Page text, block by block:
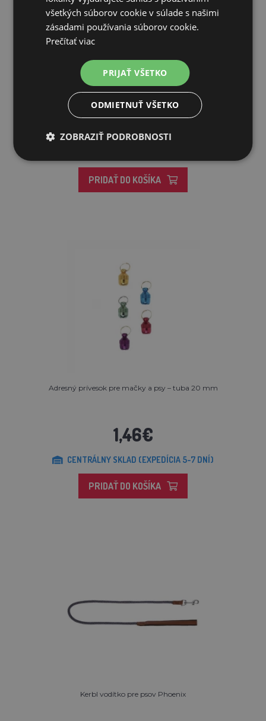
Flexi New Classic samonavíjacie vodítko
26,53€
PRIDAŤ DO KOŠÍKA
Adresný prívesok pre mačky a psy – tuba 20 mm
1,46€
CENTRÁLNY SKLAD (EXPEDÍCIA 5-7 DNÍ)
PRIDAŤ DO KOŠÍKA
Kerbl vodítko pre psov Phoenix
všetkých súborov cookie v súlade s našimi
zásadami používania súborov cookie.
Prečítať viac
PRIJAŤ VŠETKO
ODMIETNUŤ VŠETKO
ZOBRAZIŤ PODROBNOSTI